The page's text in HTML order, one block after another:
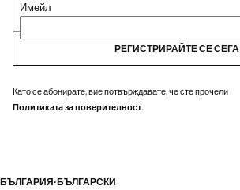
Имейл
РЕГИСТРИРАЙТЕ СЕ СЕГА
Като се абонирате, вие потвърждавате, че сте прочели
Политиката за поверителност.
БЪЛГАРИЯ·БЪЛГАРСКИ